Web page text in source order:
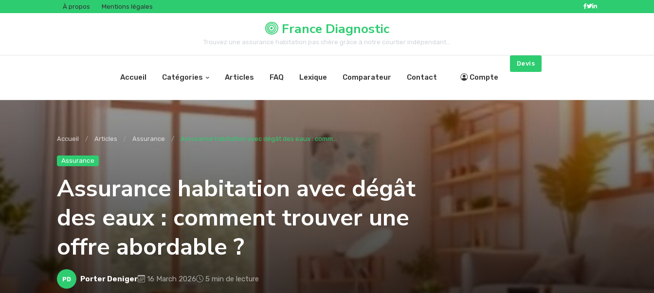
À propos Mentions légales
France Diagnostic
Trouvez une assurance habitation pas chère grâce à notre courtier indépendant...
Accueil Catégories Articles FAQ Lexique Comparateur Contact Compte
Devis
Accueil Articles Assurance Assurance habitation avec dégât des eaux : comm...
Assurance
Assurance habitation avec dégât
des eaux : comment trouver une
offre abordable ?
PD Porter Deniger 16 March 2026 5 min de lecture